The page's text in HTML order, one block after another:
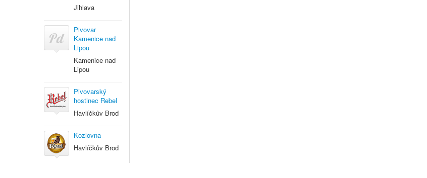
Jihlava
Pivovar
Kamenice nad
Lipou
Kamenice nad
Lipou
Pivovarský
hostinec Rebel
Havlíčkův Brod
Kozlovna
Havlíčkův Brod